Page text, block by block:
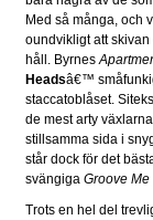
Med så många, och
oundvikligt att
håll. Byrnes
Headsâ€™
staccatoblåset.
de mest arty
stillsamma sida i
står dock för det
svängiga Groove Me
Trots en hel del